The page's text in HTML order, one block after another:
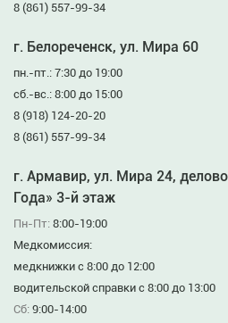
8 (861) 557-99-34
г. Белореченск, ул. Мира 60
пн.-пт.: 7:30 до 19:00
сб.-вс.: 8:00 до 15:00
8 (918) 124-20-20
8 (861) 557-99-34
г. Армавир, ул. Мира 24,
Года» 3-й этаж
Пн-Пт: 8:00-19:00
Медкомиссия:
медкнижки с 8:00 до 12:00
водительской справки с 8:00 до 13:00
Сб: 9:00-14:00